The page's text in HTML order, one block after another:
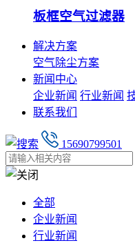
板框空气过滤器
解决方案
空气除尘方案
新闻中心
企业新闻 行业新闻
联系我们
15690799501
全部
企业新闻
行业新闻